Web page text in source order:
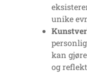
unike
kan
og